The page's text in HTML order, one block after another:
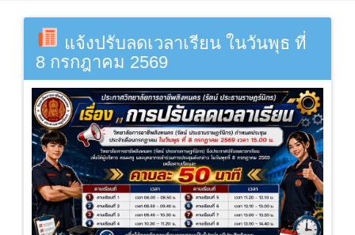
แจ้งปรับลดเวลาเรียน ในวันพุธ ที่
8 กรกฎาคม 2569